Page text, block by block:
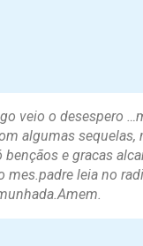
veio o desespero
algumas
e gracas
leia no